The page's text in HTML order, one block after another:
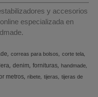
y accesorios
especializada en
correas para bolsos corte tela
denim fornituras handmade
metros ribete tijeras tijeras de